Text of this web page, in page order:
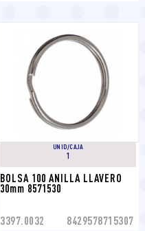
UNID/CAJA
1
BOLSA 100 ANILLA LLAVERO
30mm 8571530
3397.0032 8429578715307